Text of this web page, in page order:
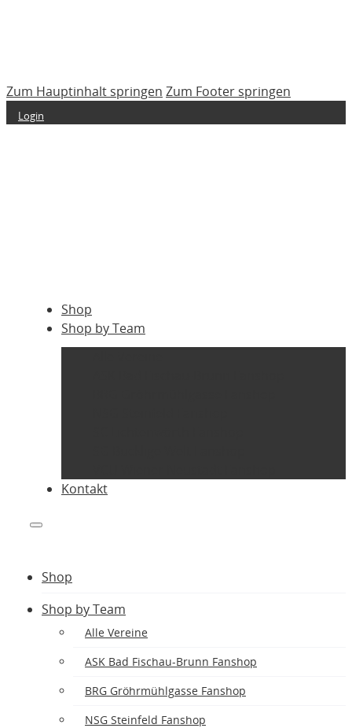
Zum Hauptinhalt springen Zum Footer springen
Login
Shop
Shop by Team
Kontakt
Shop
Shop by Team
Alle Vereine
ASK Bad Fischau-Brunn Fanshop
BRG Gröhrmühlgasse Fanshop
NSG Steinfeld Fanshop